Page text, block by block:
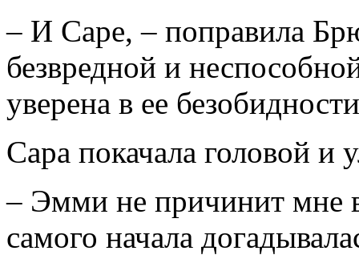
– И Саре, – поправила
безвредной и
уверена в ее
Сара покачала головой и
– Эмми не причинит мне
самого начала